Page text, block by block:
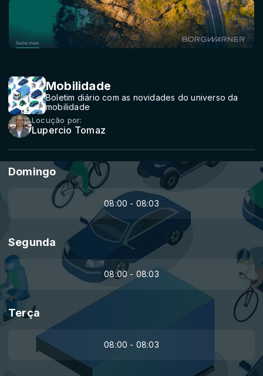
Mobilidade
Boletim diário com as novidades do universo da
mobilidade
Locução por:
Lupercio Tomaz
Domingo
08:00 - 08:03
Segunda
08:00 - 08:03
Terça
08:00 - 08:03